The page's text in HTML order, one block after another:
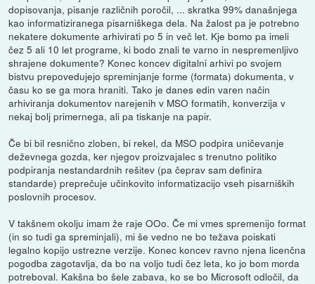
dopisovanja, pisanje različnih poročil, ... skratka 99% današnjega
kao informatiziranega pisarniškega dela. Na žalost pa je potrebno
nekatere dokumente arhivirati po 5 in več let. Kje bomo pa imeli
čez 5 ali 10 let programe, ki bodo znali te varno in nespremenljivo
shrajene dokumente? Konec koncev digitalni arhivi po svojem
bistvu prepovedujejo spreminjanje forme (formata) dokumenta, v
času ko se ga mora hraniti. Tako je danes edin varen način
arhiviranja dokumentov narejenih v MSO formatih, konverzija v
nekaj bolj primernega, ali pa tiskanje na papir.
Če bi bil resnično zloben, bi rekel, da MSO podpira uničevanje
deževnega gozda, ker njegov proizvajalec s trenutno politiko
podpiranja nestandardnih rešitev (pa čeprav sam definira
standarde) preprečuje učinkovito informatizacijo vseh pisarniških
poslovnih procesov.
V takšnem okolju imam že raje OOo. Če mi vmes spremenijo format
(in so tudi ga spreminjali), mi še vedno ne bo težava poiskati
legalno kopijo ustrezne verzije. Konec koncev ravno njena licenčna
pogodba zagotavlja, da bo na voljo tudi čez leta, ko jo bom morda
potreboval. Kakšna bo šele zabava, ko se bo Microsoft odločil, da